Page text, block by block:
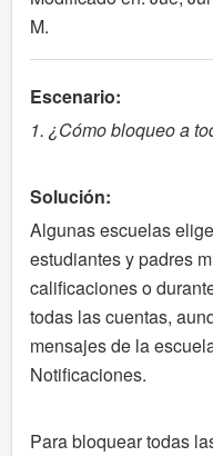
M.
Escenario:
1. ¿Cómo bloqueo a
Solución:
Algunas escuelas
estudiantes y padres
calificaciones o
todas las cuentas,
mensajes de la
Notificaciones.
Para bloquear todas